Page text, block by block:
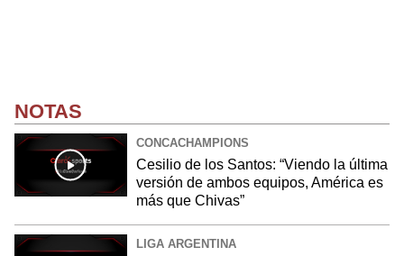
NOTAS
CONCACHAMPIONS
Cesilio de los Santos: “Viendo la última
versión de ambos equipos, América es
más que Chivas”
LIGA ARGENTINA